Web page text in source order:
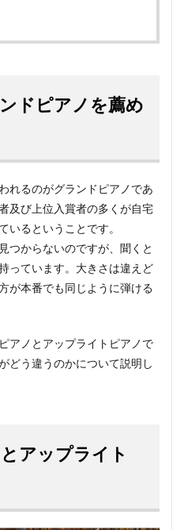
ドピアノを薦め
れるのがグランドピアノであ
及び上位入賞者の多くが自宅
いるということです。
つからないのですが、聞くと
っています。大きさは違えど
が本番でも同じように弾ける
アノとアップライトピアノで
どう違うのかについて説明し
アップライト